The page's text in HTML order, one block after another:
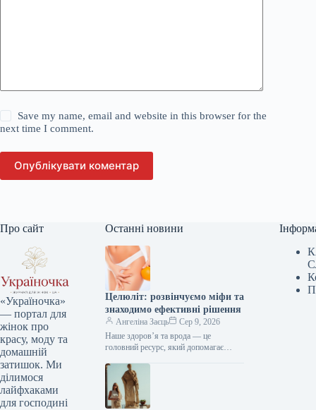
Save my name, email and website in this browser for the
next time I comment.
Опублікувати коментар
Про сайт
«Україночка»
— портал для
жінок про
красу, моду та
домашній
затишок. Ми
ділимося
лайфхаками
для господині
Останні новини
Целюліт: розвінчуємо міфи та
знаходимо ефективні рішення
Ангеліна Заєць
Сер 9, 2026
Наше здоров’я та врода — це
головний ресурс, який допомагає
Редакція «Україночки» підготувала
для вас…